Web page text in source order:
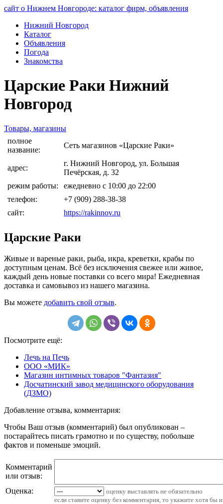
сайт о Нижнем Новгороде: каталог фирм, объявления
Нижний Новгород
Каталог
Объявления
Погода
Знакомства
Царские Раки Нижний
Новгород
Товары, магазины
полное
название:
Сеть магазинов «Царские Раки»
адрес:
г. Нижний Новгород, ул. Большая
Печёрская, д. 32
режим работы:
ежедневно с 10:00 до 22:00
телефон:
+7 (909) 288-38-38
сайт:
https://rakinnov.ru
Царские Раки
Живые и вареные раки, рыба, икра, креветки, крабы по
доступным ценам. Всё без исключения свежее или живое,
каждый день новые поставки со всего мира! Ежедневная
доставка и самовывоз из нашего магазина.
Вы можете добавить свой отзыв.
Посмотрите ещё:
Лечь на Печь
ООО «МИК»
Магазин интимных товаров "Фантазия"
Досчатинский завод медицинского оборудования
(ДЗМО)
Добавление отзыва, комментария:
Чтобы Ваш отзыв (комментарий) был опубликован –
постарайтесь писать грамотно и по существу, побольше
фактов и поменьше эмоций.
Комментарий
или отзыв:
Оценка:
оценку выставлять не обязательно
если ставите оценку без комментария, то укажите хотя бы